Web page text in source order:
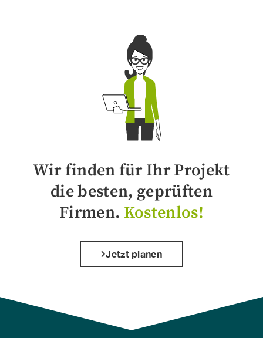
Wir finden für Ihr Projekt
die besten, geprüften
Firmen. Kostenlos!
Jetzt planen